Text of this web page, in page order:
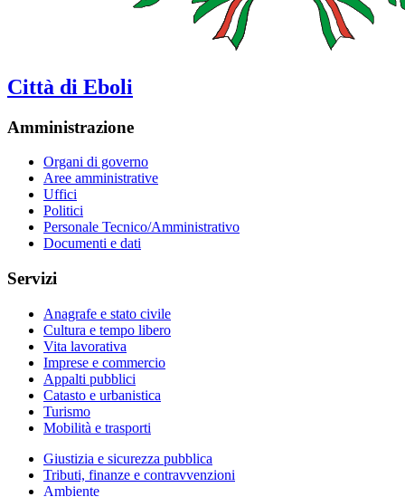
Città di Eboli
Amministrazione
Organi di governo
Aree amministrative
Uffici
Politici
Personale Tecnico/Amministrativo
Documenti e dati
Servizi
Anagrafe e stato civile
Cultura e tempo libero
Vita lavorativa
Imprese e commercio
Appalti pubblici
Catasto e urbanistica
Turismo
Mobilità e trasporti
Giustizia e sicurezza pubblica
Tributi, finanze e contravvenzioni
Ambiente